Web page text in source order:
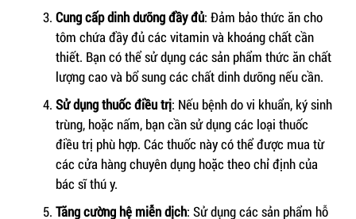
Cung cấp dinh dưỡng đầy đủ: Đảm bảo thức ăn cho
tôm chứa đầy đủ các vitamin và khoáng chất cần
thiết. Bạn có thể sử dụng các sản phẩm thức ăn chất
lượng cao và bổ sung các chất dinh dưỡng nếu cần.
Sử dụng thuốc điều trị: Nếu bệnh do vi khuẩn, ký sinh
trùng, hoặc nấm, bạn cần sử dụng các loại thuốc
điều trị phù hợp. Các thuốc này có thể được mua từ
các cửa hàng chuyên dụng hoặc theo chỉ định của
bác sĩ thú y.
Tăng cường hệ miễn dịch: Sử dụng các sản phẩm hỗ